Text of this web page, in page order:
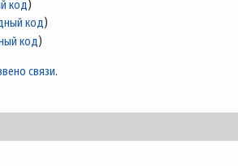
код)
код)
код)
связи.